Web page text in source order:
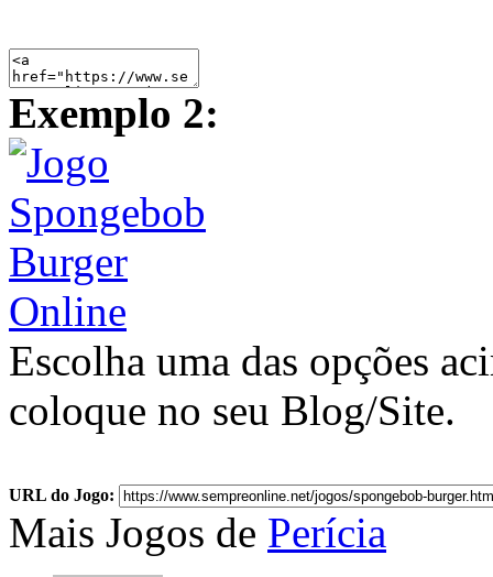
Exemplo 2:
Escolha uma das opções
coloque no seu Blog/Site.
URL do Jogo:
Mais Jogos de Perícia